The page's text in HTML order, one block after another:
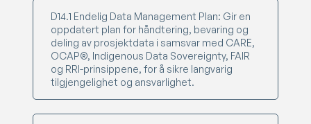
D14.1 Endelig Data Management Plan: Gir en
oppdatert plan for håndtering, bevaring og
deling av prosjektdata i samsvar med CARE,
OCAP®, Indigenous Data Sovereignty, FAIR
og RRI-prinsippene, for å sikre langvarig
tilgjengelighet og ansvarlighet.